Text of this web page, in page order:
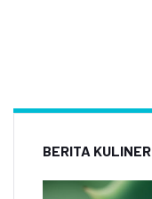
BERITA KULINER